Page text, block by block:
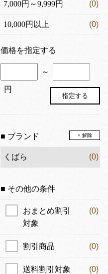
7,000円～9,999円 (0)
10,000円以上 (0)
価格を指定する
～
円
■ ブランド × 解除
くばら (0)
■ その他の条件
おまとめ割引
対象
(0)
割引商品 (0)
送料割引対象 (0)